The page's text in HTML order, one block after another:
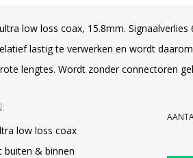
low loss coax, 15.8mm.
lastig te verwerken en wordt
lengtes. Wordt zonder connectoren
low loss coax
buiten & binnen